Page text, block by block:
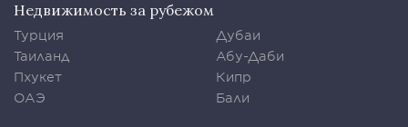
Недвижимость за рубежом
Турция
Таиланд
Пхукет
ОАЭ
Дубаи
Абу-Даби
Кипр
Бали